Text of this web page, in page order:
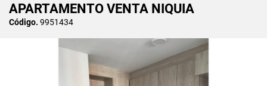
APARTAMENTO VENTA NIQUIA
Código. 9951434